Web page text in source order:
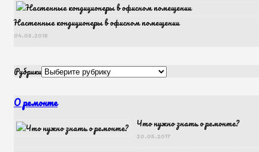
Настенные кондиционеры в офисном помещении
04.05.2018
Рубрики
О ремонте
Что нужно знать о ремонте?
20.05.2017